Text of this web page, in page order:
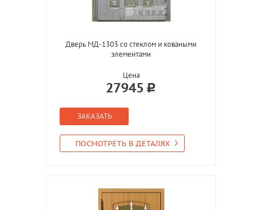
Дверь МД-1303 со стеклом и коваными
элементами
Цена
27945
ЗАКАЗАТЬ
ПОСМОТРЕТЬ В ДЕТАЛЯХ